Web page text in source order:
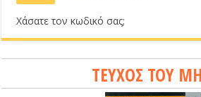
Χάσατε τον κωδικό σας;
ΤΕΥΧΟΣ ΤΟΥ